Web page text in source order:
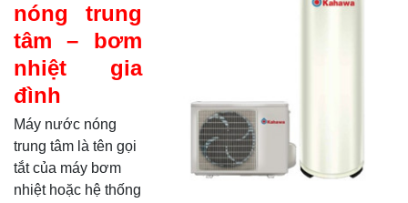
nóng trung
tâm – bơm
nhiệt gia
đình
Máy nước nóng
trung tâm là tên gọi
tắt của máy bơm
nhiệt hoặc hệ thống